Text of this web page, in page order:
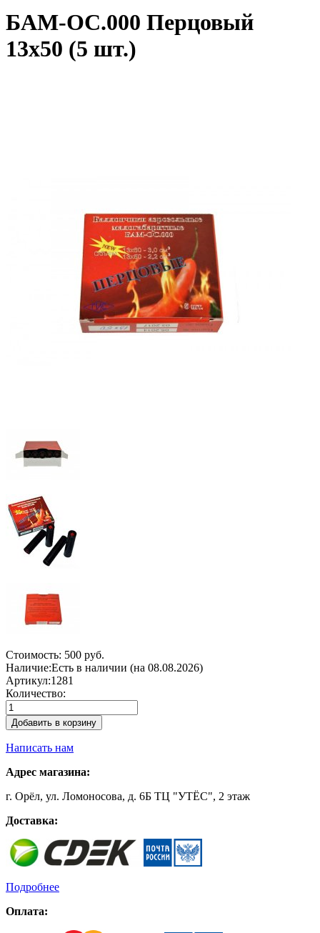
БАМ-ОС.000 Перцовый
13х50 (5 шт.)
Стоимость: 500 руб.
Наличие:Есть в наличии (на 08.08.2026)
Артикул:1281
Количество:
Добавить в корзину
Написать нам
Адрес магазина:
г. Орёл, ул. Ломоносова, д. 6Б ТЦ "УТЁС", 2 этаж
Доставка:
Подробнее
Оплата: